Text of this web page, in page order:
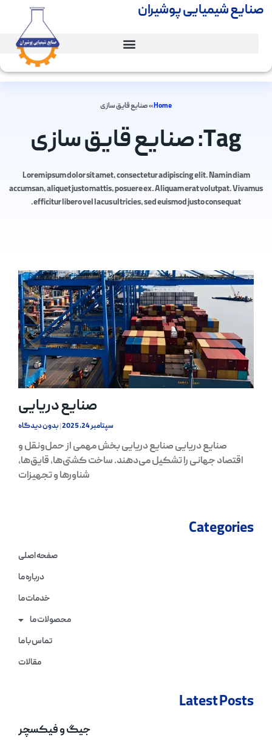
صنایع شیمیایی پوشیران
Home
»صنایع قایق سازی
Tag: صنایع قایق سازی
Lorem ipsum dolor sit amet, consectetur adipiscing elit. Nam in diam
accumsan, aliquet justo mattis, posuere ex. Aliquam erat volutpat. Vivamus
efficitur libero vel lacus ultricies, sed euismod justo consequat.
صنایع دریایی
سپتامبر 24, 2025 بدون دیدگاه
صنایع دریایی صنایع دریایی بخش مهمی از حمل‌ونقل و
اقتصاد جهانی را تشکیل می‌دهند. ساخت کشتی‌ها، قایق‌ها،
شناورها و تجهیزات
Categories
صفحه اصلی
درباره ما
خدمات ما
محصولات ما
تماس با ما
مقالات
Latest Posts
جیگ و فیکسچر